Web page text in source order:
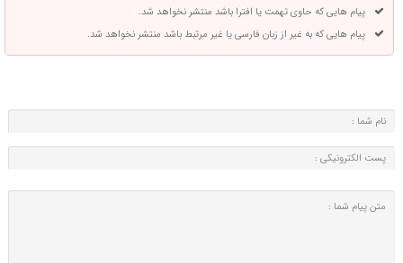
پیام هایی که حاوی تهمت یا افترا باشد منتشر نخواهد شد.
پیام هایی که به غیر از زبان فارسی یا غیر مرتبط باشد منتشر نخواهد شد.